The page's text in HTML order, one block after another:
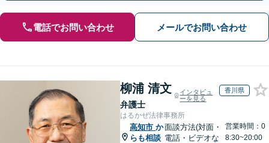
電話でお問い合わせ メールでお問い合わせ
柳浦 清文
弁護士
インタビュ
ーを見る
香川県
はるかぜ法律事務所
高知市 か
らも相談
面談方法(対面・
電話・ビデオな
営業時間：0
8:30~20:00